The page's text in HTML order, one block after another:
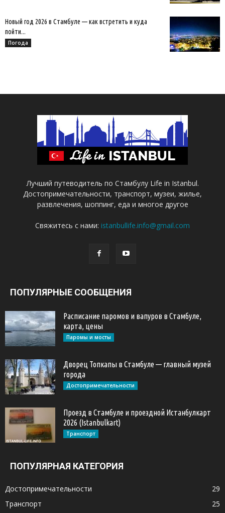
Новый год 2026 в Стамбуле — как встретить и куда
пойти...
Погода
Лучший путеводитель по Стамбулу Life in Istanbul.
Достопримечательности, транспорт, музеи, жилье,
развлечения, шоппинг, еда и многое другое
Свяжитесь с нами: istanbullife.info@gmail.com
ПОПУЛЯРНЫЕ СООБЩЕНИЯ
Расписание паромов и вапуров в Стамбуле,
карта, цены
Паромы и мосты
Дворец Топкапы в Стамбуле — главный музей
города
Достопримечательности
Проезд в Стамбуле и проездной Истанбулкарт
2026 (Istanbulkart)
Транспорт
ПОПУЛЯРНАЯ КАТЕГОРИЯ
Достопримечательности
29
Транспорт
25